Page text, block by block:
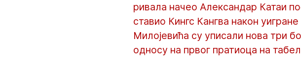
ривала начео Александар Катаи
ставио Кингс Кангва након
Милојевића су уписали нова три
односу на првог пратиоца на